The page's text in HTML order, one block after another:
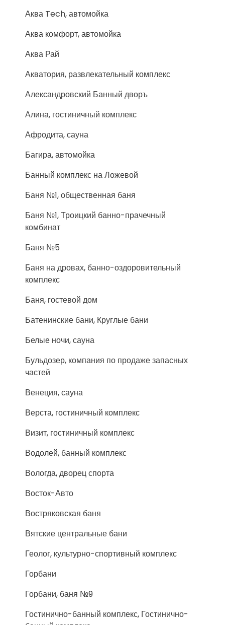
Аква Tech, автомойка
Аква комфорт, автомойка
Аква Рай
Акватория, развлекательный комплекс
Александровский Банный дворъ
Алина, гостиничный комплекс
Афродита, сауна
Багира, автомойка
Банный комплекс на Ложевой
Баня №1, общественная баня
Баня №1, Троицкий банно-прачечный
комбинат
Баня №5
Баня на дровах, банно-оздоровительный
комплекс
Баня, гостевой дом
Батенинские бани, Круглые бани
Белые ночи, сауна
Бульдозер, компания по продаже запасных
частей
Венеция, сауна
Верста, гостиничный комплекс
Визит, гостиничный комплекс
Водолей, банный комплекс
Вологда, дворец спорта
Восток-Авто
Востряковская баня
Вятские центральные бани
Геолог, культурно-спортивный комплекс
Горбани
Горбани, баня №9
Гостинично-банный комплекс, Гостинично-